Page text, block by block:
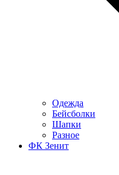
Одежда
Бейсболки
Шапки
Разное
ФК Зенит